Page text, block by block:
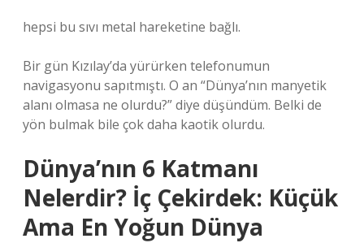
hepsi bu sıvı metal hareketine bağlı.
Bir gün Kızılay’da yürürken telefonumun
navigasyonu sapıtmıştı. O an “Dünya’nın manyetik
alanı olmasa ne olurdu?” diye düşündüm. Belki de
yön bulmak bile çok daha kaotik olurdu.
Dünya’nın 6 Katmanı
Nelerdir? İç Çekirdek: Küçük
Ama En Yoğun Dünya